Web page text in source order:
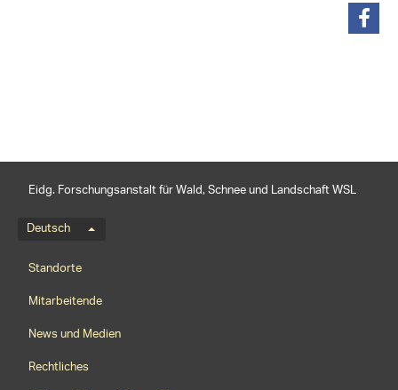
Eidg. Forschungsanstalt für Wald, Schnee und Landschaft WSL
Sprachmenü
Deutsch
Footernavigation
Standorte
Mitarbeitende
News und Medien
Rechtliches